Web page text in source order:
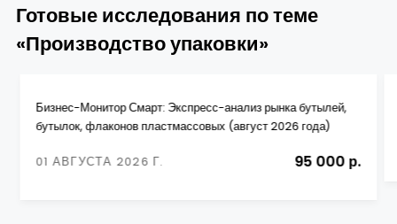
Готовые исследования по теме
«Производство упаковки»
Бизнес-Монитор Смарт: Экспресс-анализ рынка бутылей,
бутылок, флаконов пластмассовых (август 2026 года)
01 АВГУСТА 2026 Г. 95 000 р.